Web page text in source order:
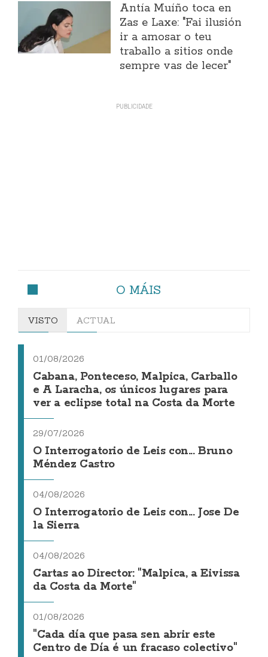
Antía Muíño toca en
Zas e Laxe: "Fai ilusión
ir a amosar o teu
traballo a sitios onde
sempre vas de lecer"
O MÁIS
VISTO ACTUAL
01/08/2026
Cabana, Ponteceso, Malpica, Carballo
e A Laracha, os únicos lugares para
ver a eclipse total na Costa da Morte
29/07/2026
O Interrogatorio de Leis con... Bruno
Méndez Castro
04/08/2026
O Interrogatorio de Leis con... Jose De
la Sierra
04/08/2026
Cartas ao Director: "Malpica, a Eivissa
da Costa da Morte"
01/08/2026
"Cada día que pasa sen abrir este
Centro de Día é un fracaso colectivo"